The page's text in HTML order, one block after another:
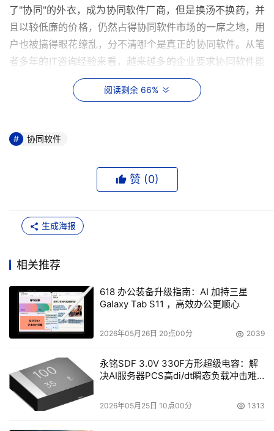
了"协同"的外衣，成为协同软件厂商，但是换汤不换药，并
且以较低廉的价格，仍然占得协同软件市场的一席之地，用
户也被搞得眼花缭乱，分不清哪个是真正的协同软件。从笔
者多年的IT咨询经验来看，越来越多的企业要求协同软件能
够解决其企业管理中的实际问题，这就要求协同软件厂商不
再是制造办公自动化的工具，而是开发出具有协同功能的管
软件的核心是协同Collaboration。
在很多企业都购买实施了业务管理软件，比如财务管理软
者解决了许多业务管理中的问题，大大提高了业务管理的效
率和效果。然而，很多管理者却苦恼于没有合适的软件帮助
他们及时发现并解决企业基础管理中的各种问题。
正因为如此，很多协同软件厂商都开始推出协同管理软件，
比较分析了市场上的协同管理软件，笔者把它们分为两类，
一类是先有软件产品，IT厂商为了市场宣传的需要，然后给
软件戴上一件"管理理念"的帽子，以至于很多产品的功能与
阅读剩余 66%
协同软件
赞 (0)
生成海报
相关推荐
618 办公装备升级指南：AI 加持三星
Galaxy Tab S11 ，高效办公更顺心
2026年05月26日 20点00分 2039
永铭SDF 3.0V 330F方形超级电容：解
决AI服务器PCS高di/dt瞬态负载冲击难
2026年05月25日 10点00分 1313